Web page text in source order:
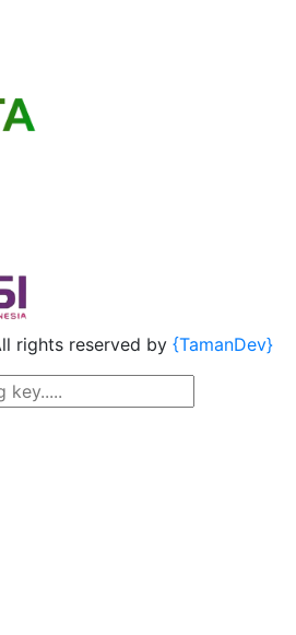
rights reserved by {TamanDev}